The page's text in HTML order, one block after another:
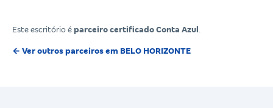
Este escritório é parceiro certificado Conta Azul
← Ver outros parceiros em BELO HORIZONTE